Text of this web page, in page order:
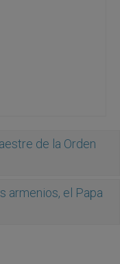
de la Orden
armenios, el Papa